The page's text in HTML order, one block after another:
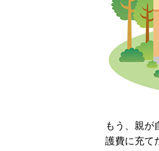
もう、親が
護費に充て